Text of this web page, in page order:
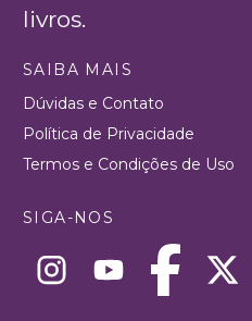
livros.
SAIBA MAIS
Dúvidas e Contato
Política de Privacidade
Termos e Condições de Uso
SIGA-NOS